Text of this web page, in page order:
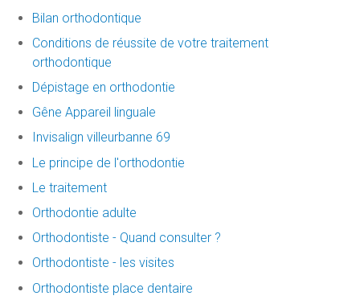
Bilan orthodontique
Conditions de réussite de votre traitement
orthodontique
Dépistage en orthodontie
Gêne Appareil linguale
Invisalign villeurbanne 69
Le principe de l'orthodontie
Le traitement
Orthodontie adulte
Orthodontiste - Quand consulter ?
Orthodontiste - les visites
Orthodontiste place dentaire